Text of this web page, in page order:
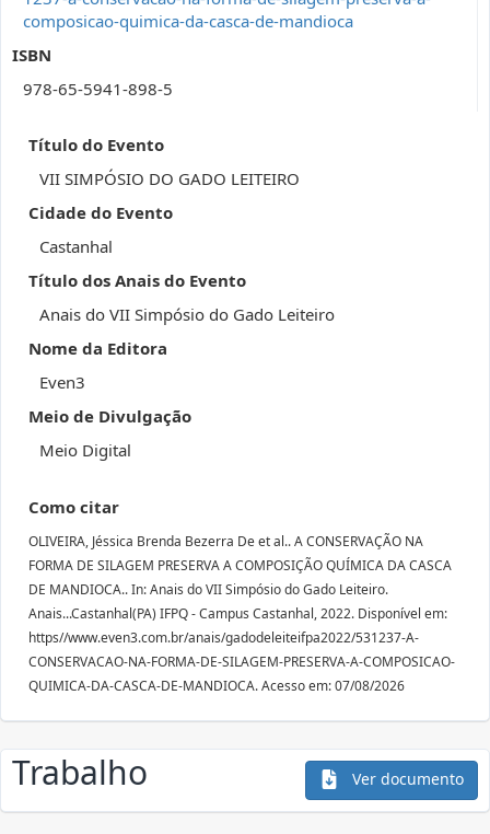
composicao-quimica-da-casca-de-mandioca
ISBN
978-65-5941-898-5
Título do Evento
VII SIMPÓSIO DO GADO LEITEIRO
Cidade do Evento
Castanhal
Título dos Anais do Evento
Anais do VII Simpósio do Gado Leiteiro
Nome da Editora
Even3
Meio de Divulgação
Meio Digital
Como citar
OLIVEIRA, Jéssica Brenda Bezerra De et al.. A CONSERVAÇÃO NA
FORMA DE SILAGEM PRESERVA A COMPOSIÇÃO QUÍMICA DA CASCA
DE MANDIOCA.. In: Anais do VII Simpósio do Gado Leiteiro.
Anais...Castanhal(PA) IFPQ - Campus Castanhal, 2022. Disponível em:
https//www.even3.com.br/anais/gadodeleiteifpa2022/531237-A-
CONSERVACAO-NA-FORMA-DE-SILAGEM-PRESERVA-A-COMPOSICAO-
QUIMICA-DA-CASCA-DE-MANDIOCA. Acesso em: 07/08/2026
Trabalho Ver documento